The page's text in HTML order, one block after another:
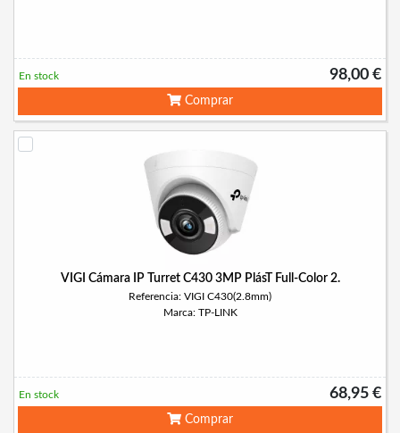
98,00 €
En stock
Comprar
VIGI Cámara IP Turret C430 3MP PlásT Full-Color 2.
Referencia: VIGI C430(2.8mm)
Marca: TP-LINK
68,95 €
En stock
Comprar